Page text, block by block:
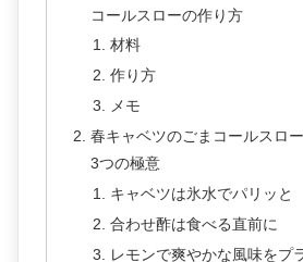
コールスローの作り方
材料
作り方
メモ
春キャベツのごまコールスロ
3つの極意
キャベツは氷水でパリッと
合わせ酢は食べる直前に
レモンで爽やかな風味をプ